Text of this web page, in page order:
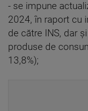
- se impune
2024, în raport cu
de către INS, dar
produse de
13,8%);